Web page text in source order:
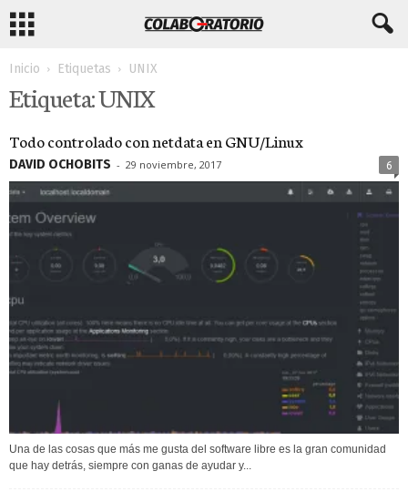
Inicio Etiquetas UNIX
Etiqueta: UNIX
Todo controlado con netdata en GNU/Linux
DAVID OCHOBITS - 29 noviembre, 2017 6
Una de las cosas que más me gusta del software libre es la gran comunidad
que hay detrás, siempre con ganas de ayudar y...